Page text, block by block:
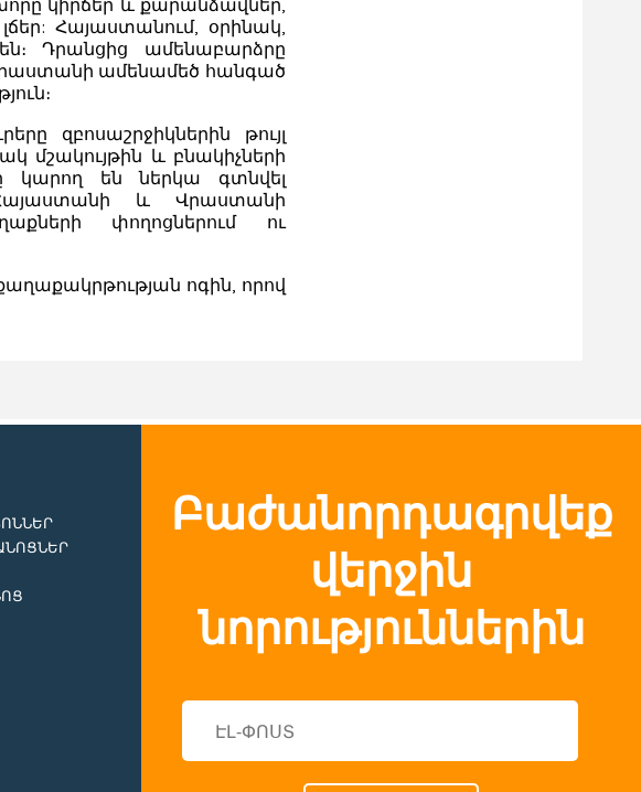
Հայաստանում, օրինակ,
Դրանցից ամենաբարձրը
Վրաստանի ամենամեծ հանգած
զբոսաշրջիկներին թույլ
մշակույթին և բնակիչների
կարող են ներկա գտնվել
Հայաստանի և Վրաստանի
փողոցներում ու
ոգին, որով
Բաժանորդագրվեք
վերջին
նորություններին